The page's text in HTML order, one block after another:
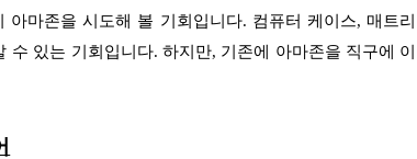
마존을 시도해 볼 기회입니다. 컴퓨터 케이스, 매트리
있는 기회입니다. 하지만, 기존에 아마존을 직구에 이